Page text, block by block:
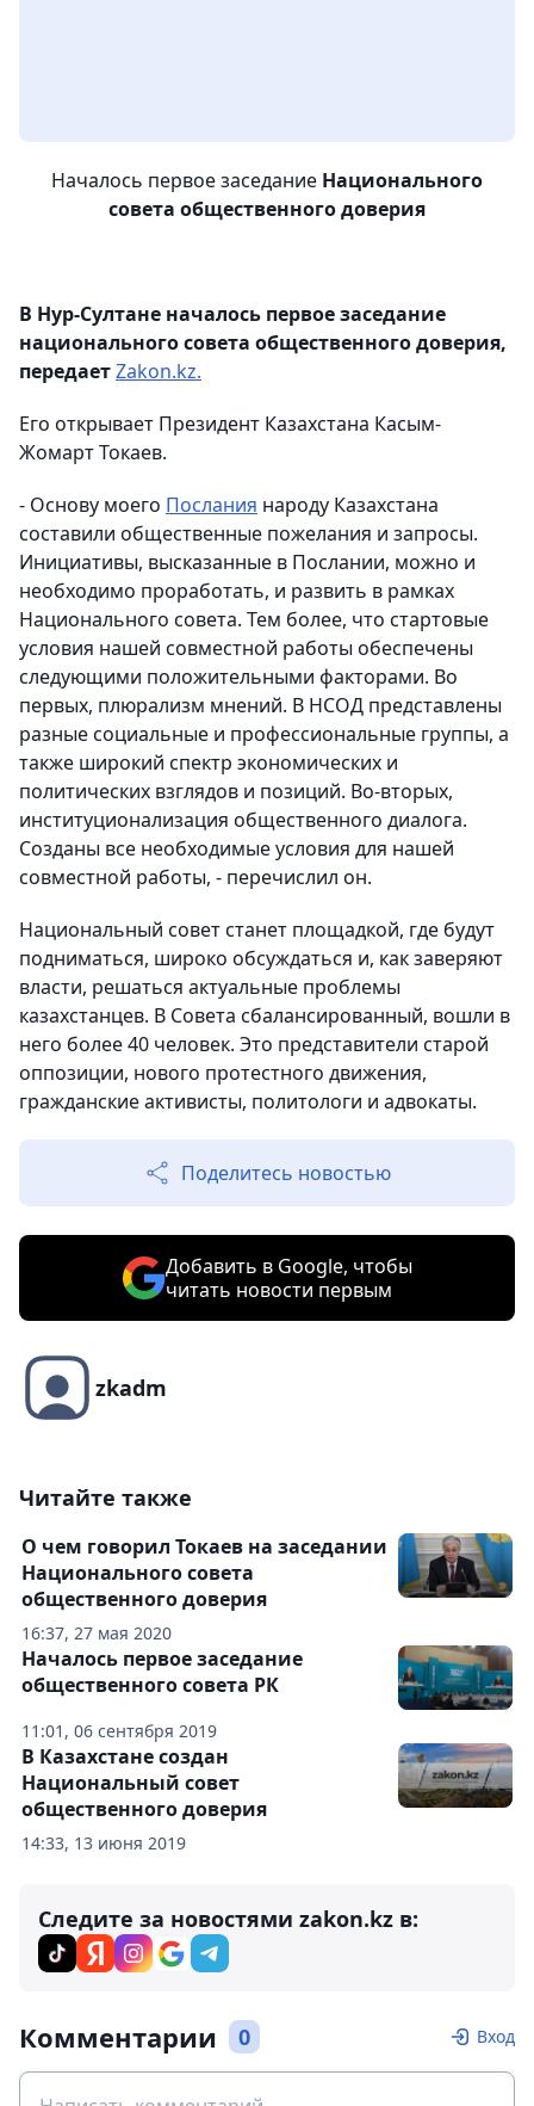
Началось первое заседание Национального
совета общественного доверия
В Нур-Султане началось первое заседание
национального совета общественного доверия,
передаетZakon.kz.
Его открывает Президент Казахстана Касым-
Жомарт Токаев.
- Основу моего Послания народу Казахстана
составили общественные пожелания и запросы.
Инициативы, высказанные в Послании, можно и
необходимо проработать, и развить в рамках
Национального совета. Тем более, что стартовые
условия нашей совместной работы обеспечены
следующими положительными факторами. Во
первых, плюрализм мнений. В НСОД представлены
разные социальные и профессиональные группы, а
также широкий спектр экономических и
политических взглядов и позиций. Во-вторых,
институционализация общественного диалога.
Созданы все необходимые условия для нашей
совместной работы, - перечислил он.
Национальный совет станет площадкой, где будут
подниматься, широко обсуждаться и, как заверяют
власти, решаться актуальные проблемы
казахстанцев. В Совета сбалансированный, вошли в
него более 40 человек. Это представители старой
оппозиции, нового протестного движения,
гражданские активисты, политологи и адвокаты.
Поделитесь новостью
Добавить в Google, чтобы
читать новости первым
zkadm
Читайте также
16:37, 27 мая 2020
О чем говорил Токаев на заседании
Национального совета
общественного доверия
11:01, 06 сентября 2019
Началось первое заседание
общественного совета РК
14:33, 13 июня 2019
В Казахстане создан
Национальный совет
общественного доверия
Следите за новостями zakon.kz в:
Комментарии 0 Вход